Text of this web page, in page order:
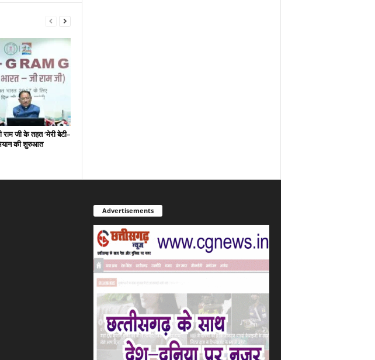
राम जी के तहत ‘मेरी बेटी–
की शुरुआत
Advertisements